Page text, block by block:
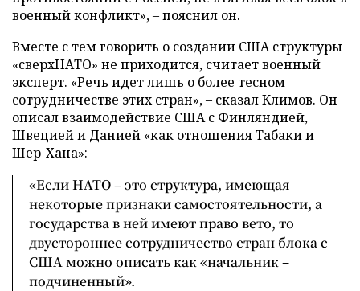
военный конфликт», – пояснил он.
Вместе с тем говорить о создании США структуры
«сверхНАТО» не приходится, считает военный
эксперт. «Речь идет лишь о более тесном
сотрудничестве этих стран», – сказал Климов. Он
описал взаимодействие США с Финляндией,
Швецией и Данией «как отношения Табаки и
Шер-Хана»:
«Если НАТО – это структура, имеющая
некоторые признаки самостоятельности, а
государства в ней имеют право вето, то
двустороннее сотрудничество стран блока с
США можно описать как «начальник –
подчиненный».